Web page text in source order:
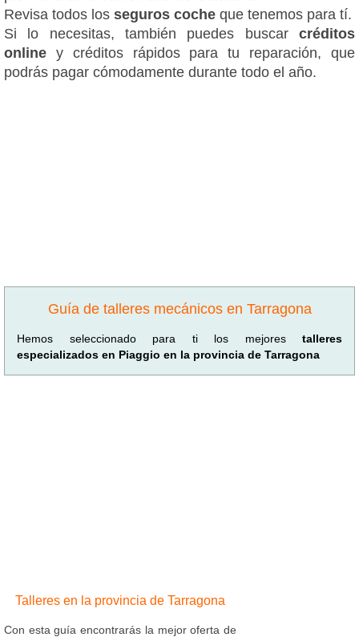
Revisa todos los seguros coche que tenemos para tí.
Si lo necesitas, también puedes buscar créditos
online y créditos rápidos para tu reparación, que
podrás pagar cómodamente durante todo el año.
Guía de talleres mecánicos en Tarragona
Hemos seleccionado para ti los mejores talleres
especializados en Piaggio en la provincia de Tarragona
Talleres en la provincia de Tarragona
Con esta guía encontrarás la mejor oferta de